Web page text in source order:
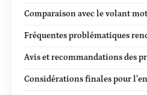
Comparaison avec le volant
Fréquentes problématiques
Avis et recommandations des
Considérations finales pour